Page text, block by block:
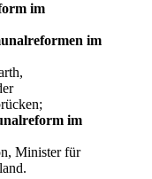
im
im
im
Minister für